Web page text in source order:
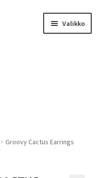
Valikko
Groovy Cactus Earrings